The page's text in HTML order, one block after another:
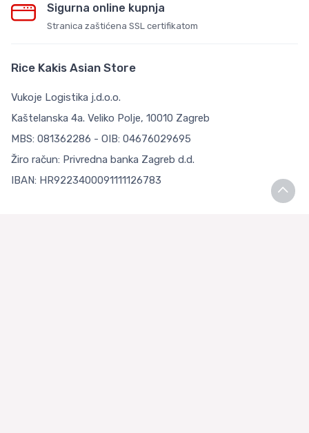
Sigurna online kupnja
Stranica zaštićena SSL certifikatom
Rice Kakis Asian Store
Vukoje Logistika j.d.o.o.
Kaštelanska 4a. Veliko Polje, 10010 Zagreb
MBS: 081362286 - OIB: 04676029695
Žiro račun: Privredna banka Zagreb d.d.
IBAN: HR9223400091111126783